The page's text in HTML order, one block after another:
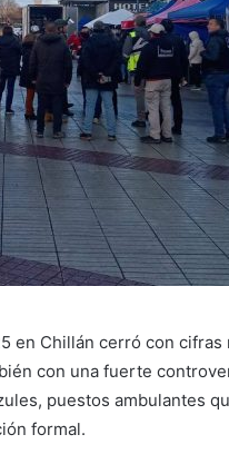
en Chillán cerró con cifras
con una fuerte
puestos ambulantes
formal.